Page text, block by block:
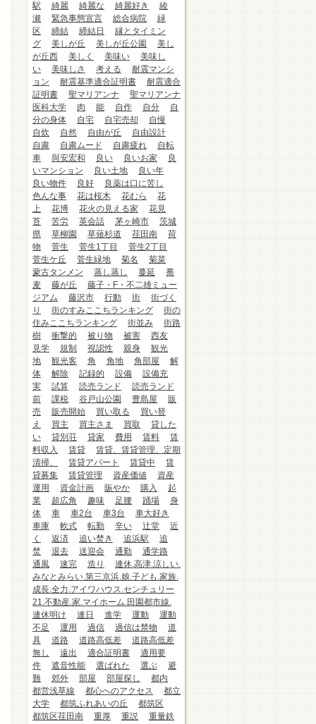
駅
綺麗 綺麗な 綺麗好き
綾
瀬
緊急事態宣言 総合病院
緑
区
締結 締結日
縁とタイミン
グ
美しが丘 美しが丘公園
美し
が丘西
美しく 美味い
美味し
い
美味しさ 考える
耐震マンシ
ョン
耐震基準適合証明書
耐震適合
証明書
聖マリアンナ
聖マリアンナ
医科大学
肉 能 自作 自分
自
分の身体
自宅 自宅売却
自慢
自炊
自然 自由が丘
自由設計
自粛
自粛ムード 自粛疲れ
自転
車
與安宏和 良い 良いお家
良
いマンション
良い土地
良い年
良い物件
良好
良薬は口に苦し
色んな事
花は桜木 花むら
花
上
花博 花火の見える家
花見
苔
苦労 英会話 茅ヶ崎市
茨城
県
草柳園 草薙杉道 荏田南
荷
物
菅生 菅生1丁目
菅生2丁目
菅生ケ丘
菅生緑地 菊名
菊菜
蒙古タンメン
蒸し蒸し 蔓延
蕎
麦
藤が丘
藤子・F・不二雄ミュー
ジアム
藤沢市 行動 街
街づく
り
街のすみここちランキング
街の
住みここちランキング
街並み
街路
樹
衝撃的 被り物 被害
西友
見学
規制 視認性 親身
観光
地
観光客 角 角地 角部屋
解
体
解除 記録的 設備
設備充
実
試算 読売ランド
読売ランド
前
課税 谷戸山公園 豊島屋
販
売
販売開始 買い取る
買い替
え
買主 買主さま 買取
貸した
い
貸別荘 貸家 費用 賃料
賃
料収入
賃貸
賃貸、賃貸管理、定期
清掃、
賃貸アパート 賃貸中
賃
貸募集
賃貸管理 資産価値
資産
運用
資金計画 賑やか 購入
起
業
超広角 趣味 足腰 踊場
身
体
車 車2台 車3台
車大好き
車庫
軟式 転勤 辛い 辻堂
近
く
返済 追い焚き 追浜駅
追
焚
退去 送迎会 通勤
通学路
通風
速完 造り
連休.高津.涼しい.
みなとみらい.第三京浜.娘.子ども.家族.
成長.全力.アイワハウス.センチュリー
21.不動産.家.マイホーム.田園都市線.
連休明け
連日 進学 運動
運動
不足
運用 過信 過信は禁物
道
具
道路 道路高低差
道路高低差
無し
遠出 適合証明書
適用要
件
遮音性能 選ばれた 選ぶ
避
難
郊外 部屋 部屋探し
都内
都営浅草線
都心へのアクセス
都立
大学
都筑ふれあいの丘
都筑区
都筑区荏田南
重厚 重説
重量鉄